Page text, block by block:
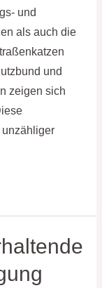
und
als auch die
und
zeigen sich
unzähliger